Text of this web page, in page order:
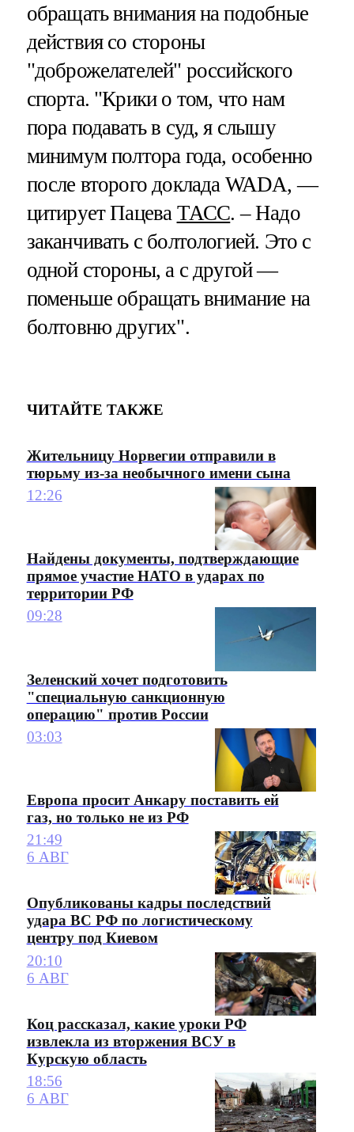
обращать внимания на подобные
действия со стороны
"доброжелателей" российского
спорта. "Крики о том, что нам
пора подавать в суд, я слышу
минимум полтора года, особенно
после второго доклада WADA, —
цитирует Пацева ТАСС. – Надо
заканчивать с болтологией. Это с
одной стороны, а с другой —
поменьше обращать внимание на
болтовню других".
ЧИТАЙТЕ ТАКЖЕ
Жительницу Норвегии отправили в
тюрьму из-за необычного имени сына
12:26
Найдены документы, подтверждающие
прямое участие НАТО в ударах по
территории РФ
09:28
Зеленский хочет подготовить
"специальную санкционную
операцию" против России
03:03
Европа просит Анкару поставить ей
газ, но только не из РФ
21:49
6 АВГ
Опубликованы кадры последствий
удара ВС РФ по логистическому
центру под Киевом
20:10
6 АВГ
Коц рассказал, какие уроки РФ
извлекла из вторжения ВСУ в
Курскую область
18:56
6 АВГ